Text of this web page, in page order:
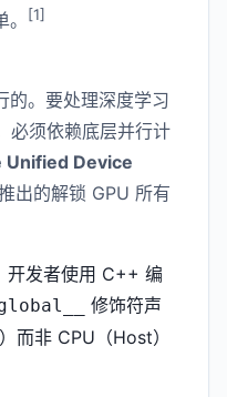
[1]
。要处理深度学习
必须依赖底层并行计
Unified Device
出的解锁 GPU 所有
开发者使用 C++ 编
修饰符声
而非 CPU（Host）